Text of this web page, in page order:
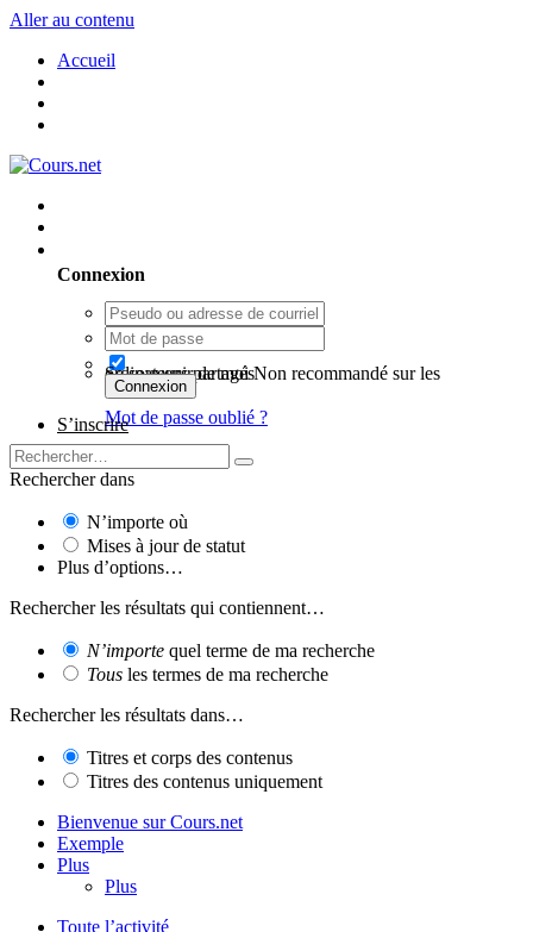
Aller au contenu
Accueil
Connexion
Se souvenir de moi
Non recommandé sur les ordinateurs partagés
Connexion
Mot de passe oublié ?
S’inscrire
Rechercher dans
N’importe où
Mises à jour de statut
Plus d’options…
Rechercher les résultats qui contiennent…
N’importe quel terme de ma recherche
Tous les termes de ma recherche
Rechercher les résultats dans…
Titres et corps des contenus
Titres des contenus uniquement
Bienvenue sur Cours.net
Exemple
Plus
Plus
Toute l’activité